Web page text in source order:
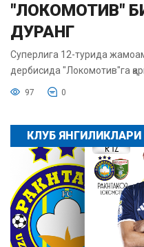
"ЛОКОМОТИВ"
ДУРАНГ
Суперлига 12-турида
дербисида "Локомотив"га
97 0
КЛУБ ЯНГИЛИКЛАРИ